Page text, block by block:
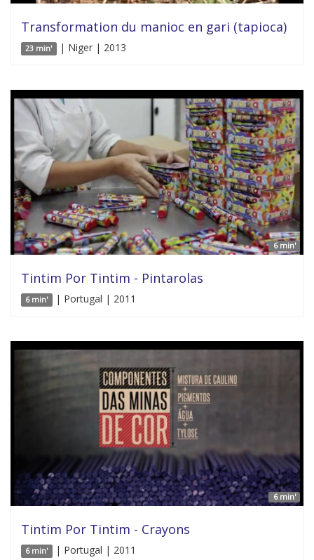
Transformation du manioc en gari (tapioca)
23 min' | Niger | 2013
6 min'
Tintim Por Tintim - Pintarolas
6 min' | Portugal | 2011
6 min'
Tintim Por Tintim - Crayons
6 min' | Portugal | 2011